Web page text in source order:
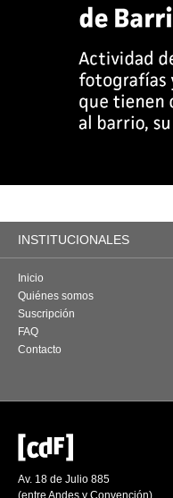
INSTITUCIONALES
Inicio
Quiénes somos
Suscripción
FAQ
Contacto
Av. 18 de Julio 885
(entre Andes y Convención)